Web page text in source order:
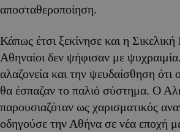
αποσταθεροποίηση.
Κάπως έτσι ξεκίνησε και η
Αθηναίοι δεν ψήφισαν με
αλαζονεία και την ψευδαίσθηση ότι
θα έσπαζαν το παλιό σύστημα. Ο
παρουσιαζόταν ως χαρισματικός
οδηγούσε την Αθήνα σε νέα εποχή